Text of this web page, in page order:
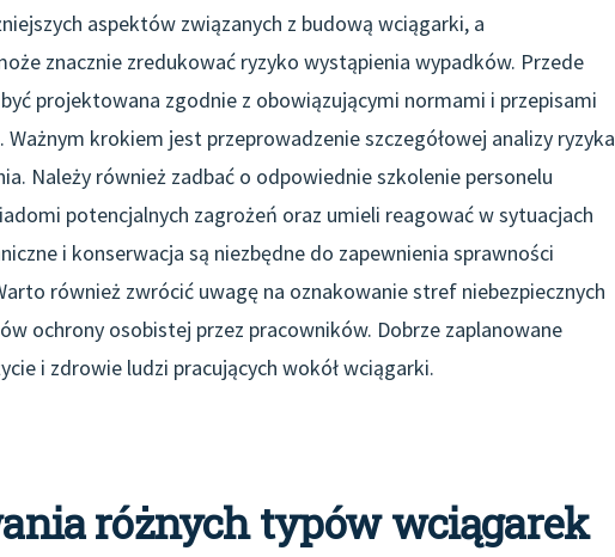
aspektów związanych z budową wciągarki, a
znacznie zredukować ryzyko wystąpienia wypadków. Przede
projektowana zgodnie z obowiązującymi normami i przepisami
krokiem jest przeprowadzenie szczegółowej analizy ryzyka
Należy również zadbać o odpowiednie szkolenie personelu
potencjalnych zagrożeń oraz umieli reagować w sytuacjach
i konserwacja są niezbędne do zapewnienia sprawności
również zwrócić uwagę na oznakowanie stref niebezpiecznych
ochrony osobistej przez pracowników. Dobrze zaplanowane
i zdrowie ludzi pracujących wokół wciągarki.
różnych typów wciągarek